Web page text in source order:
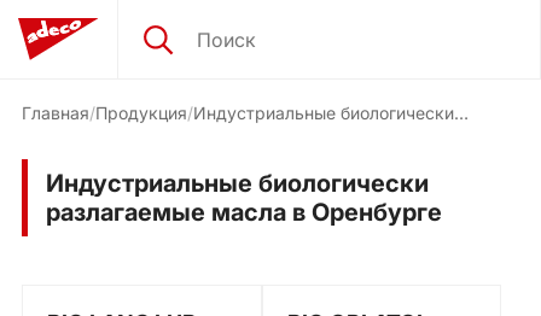
Главная Продукция Индустриальные биологически
Индустриальные биологически
разлагаемые масла в Оренбурге